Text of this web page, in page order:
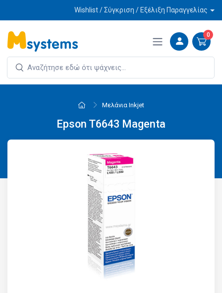
Wishlist / Σύγκριση / Εξέλιξη Παραγγελίας
0
Μελάνια Inkjet
Epson T6643 Magenta